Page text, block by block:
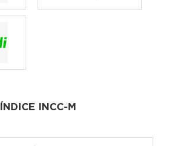
ÍNDICE INCC-M